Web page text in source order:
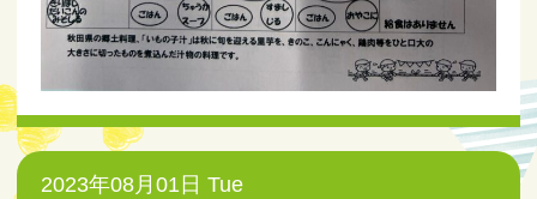
2023年08月01日 Tue